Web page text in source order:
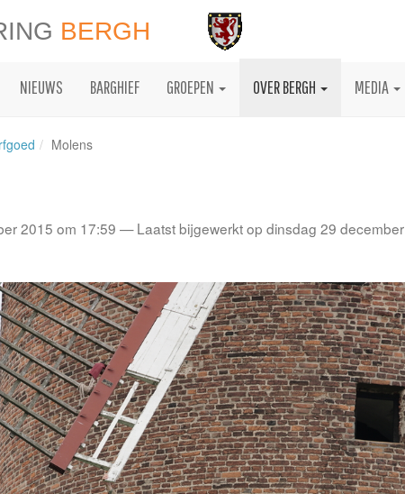
BERGH
NIEUWS BARGHIEF GROEPEN OVER BERGH MEDIA
Molens
2015 om 17:59 — Laatst bijgewerkt op dinsdag 29